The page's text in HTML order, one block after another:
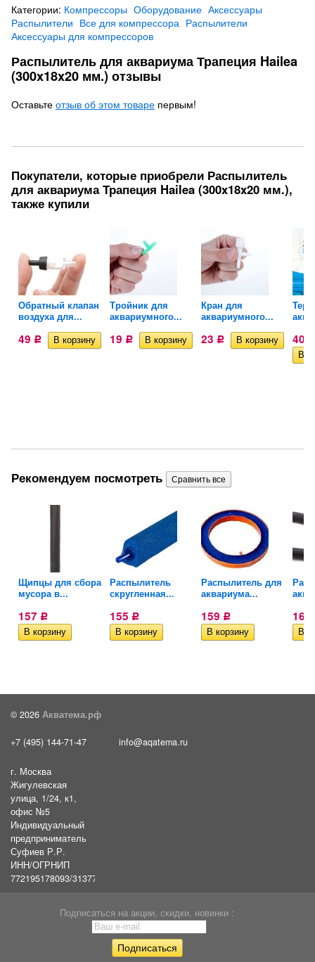
Категории: Компрессоры Оборудование Аксессуары
Распылители Все для компрессора Распылители
Аксессуары для компрессоров
Распылитель для аквариума Трапеция Hailea
(300x18x20 мм.) отзывы
Оставьте отзыв об этом товаре первым!
Покупатели, которые приобрели Распылитель
для аквариума Трапеция Hailea (300x18x20 мм.),
также купили
Обратный клапан
воздуха для...
49 Р
Тройник для
аквариумного...
19 Р
Кран для
аквариумного...
23 Р 409
Рекомендуем посмотреть
Щипцы для сбора
мусора в...
157 Р
Распылитель
скругленная...
155 Р
Распылитель для
аквариума...
159 Р 160
© 2026 Акватема.рф
+7 (495) 144-71-47 info@aqatema.ru
г. Москва
Жигулевская
улица, 1/24, к1,
офис №5
Индивидуальный
предприниматель
Суфиев Р.Р.
ИНН/ОГРНИП
772195178093/31377461610054
Подписаться на акции, скидки, новинки :